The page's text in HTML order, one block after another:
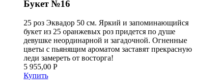
Букет №16
25 роз Эквадор 50 см. Яркий и запоминающийся
букет из 25 оранжевых роз придется по душе
девушке неординарной и загадочной. Огненные
цветы с пьянящим ароматом заставят прекрасную
леди замереть от восторга!
5 955,00 Р
Купить